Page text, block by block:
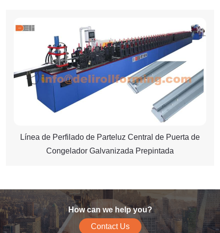
Línea de Perfilado de Parteluz Central de Puerta de
Congelador Galvanizada Prepintada
How can we help you?
Contact Us